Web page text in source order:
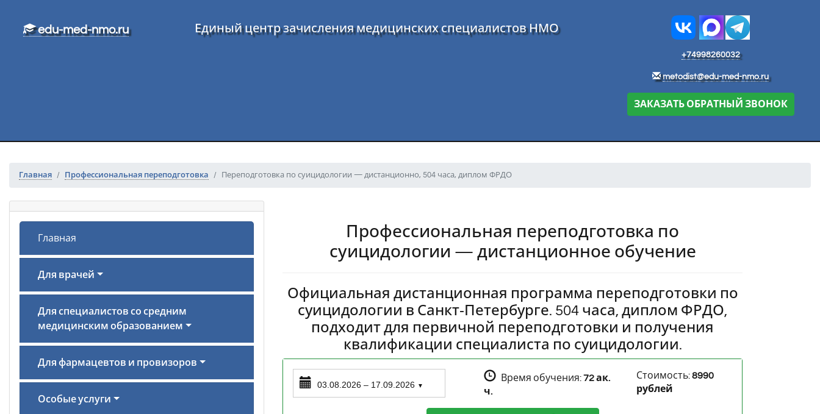
edu-med-nmo.ru Единый центр зачисления медицинских специалистов НМО
+74998260032
metodist@edu-med-nmo.ru
ЗАКАЗАТЬ ОБРАТНЫЙ ЗВОНОК
Главная Профессиональная переподготовка Переподготовка по суицидологии — дистанционно, 504 часа, диплом ФРДО
Главная
Для врачей
Для специалистов со средним
медицинским образованием
Для фармацевтов и провизоров
Особые услуги
Профессиональная переподготовка по
суицидологии — дистанционное обучение
Официальная дистанционная программа переподготовки по
суицидологии в Санкт‑Петербурге. 504 часа, диплом ФРДО,
подходит для первичной переподготовки и получения
квалификации специалиста по суицидологии.
03.08.2026 – 17.09.2026 ▼
Время обучения:72 ак.
ч.
Стоимость:8990
рублей